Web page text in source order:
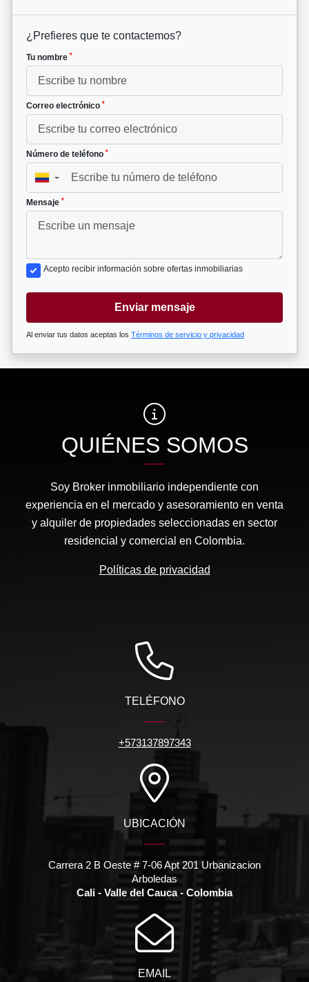
¿Prefieres que te contactemos?
Tu nombre *
Correo electrónico *
Número de teléfono *
▼
Mensaje *
Acepto recibir información sobre ofertas inmobiliarias
Enviar mensaje
Al enviar tus datos aceptas los Términos de servicio y privacidad
QUIÉNES SOMOS
Soy Broker inmobiliario independiente con
experiencia en el mercado y asesoramiento en venta
y alquiler de propiedades seleccionadas en sector
residencial y comercial en Colombia.
Políticas de privacidad
TELÉFONO
+573137897343
UBICACIÓN
Carrera 2 B Oeste # 7-06 Apt 201 Urbanizacion
Arboledas
Cali - Valle del Cauca - Colombia
EMAIL